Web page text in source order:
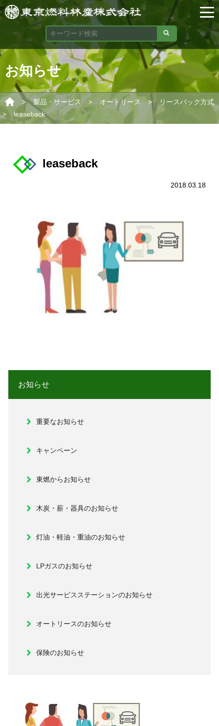
お知らせ
> 製品・サービス > オートリース >
リースバック方式
>
leaseback
leaseback
2018.03.18
お知らせ
重要なお知らせ
キャンペーン
東燃からお知らせ
木炭・薪・器具のお知らせ
灯油・軽油・重油のお知らせ
LPガスのお知らせ
出光サービスステーションのお知らせ
オートリースのお知らせ
保険のお知らせ